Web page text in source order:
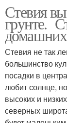
Стевия
грунте.
Стевия не так
большинство
посадки в
любит солнце,
высоких и
северных